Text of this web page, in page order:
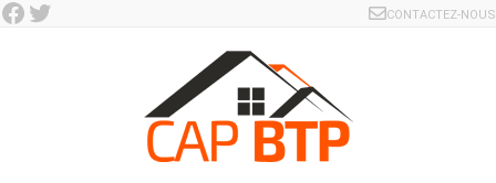
Skip
Facebook Twitter CONTACTEZ-NOUS